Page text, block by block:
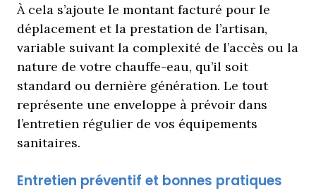
À cela s’ajoute le montant facturé pour le
déplacement et la prestation de l’artisan,
variable suivant la complexité de l’accès ou la
nature de votre chauffe-eau, qu’il soit
standard ou dernière génération. Le tout
représente une enveloppe à prévoir dans
l’entretien régulier de vos équipements
sanitaires.
Entretien préventif et bonnes pratiques